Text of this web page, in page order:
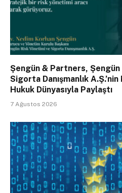
Şengün & Partners, Şengün
Sigorta Danışmanlık A.Ş.’nin
Hukuk Dünyasıyla Paylaştı
7 Ağustos 2026